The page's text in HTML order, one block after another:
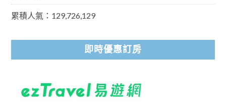
累積人氣：129,726,129
即時優惠訂房